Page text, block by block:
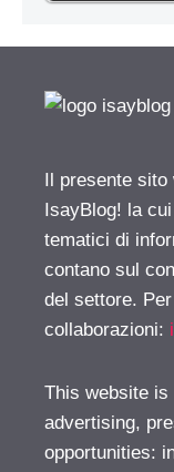
Il presente
IsayBlog! la
tematici di
contano sul
del settore.
collaborazioni:
This website
advertising,
opportunities: